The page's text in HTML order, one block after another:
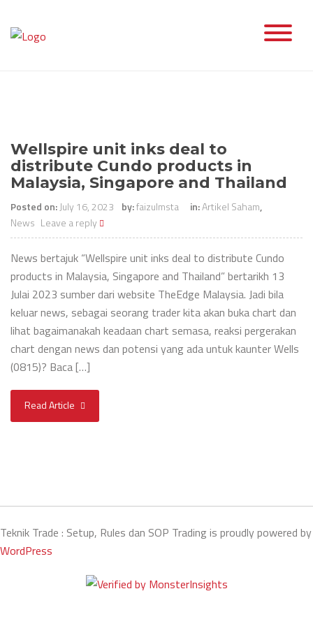
content
Wellspire unit inks deal to
distribute Cundo products in
Malaysia, Singapore and Thailand
Posted on: July 16, 2023 by:faizulmsta in:Artikel Saham,
News Leave a reply
News bertajuk “Wellspire unit inks deal to distribute Cundo
products in Malaysia, Singapore and Thailand” bertarikh 13
Julai 2023 sumber dari website TheEdge Malaysia. Jadi bila
keluar news, sebagai seorang trader kita akan buka chart dan
lihat bagaimanakah keadaan chart semasa, reaksi pergerakan
chart dengan news dan potensi yang ada untuk kaunter Wells
(0815)? Baca […]
Read Article
Teknik Trade : Setup, Rules dan SOP Trading is proudly powered by
WordPress